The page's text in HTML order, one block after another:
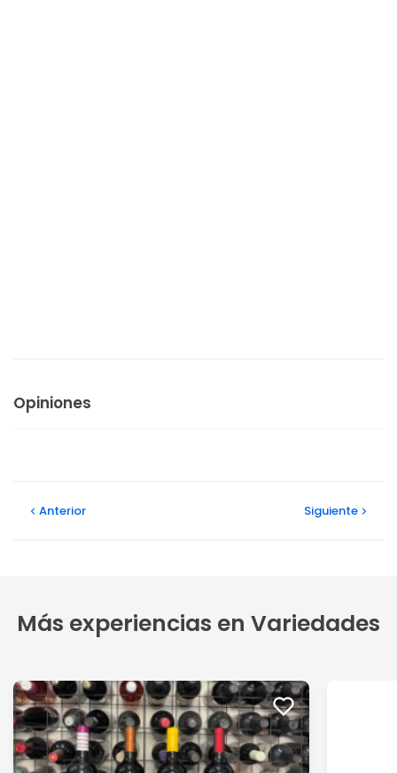
Opiniones
Anterior Siguiente
Más experiencias en Variedades